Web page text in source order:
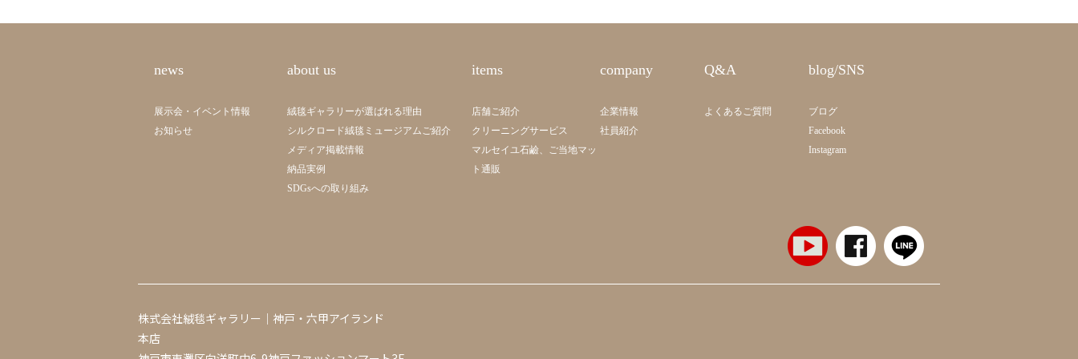
news
展示会・イベント情報
お知らせ
about us
絨毯ギャラリーが選ばれる理由
シルクロード絨毯ミュージアムご紹介
メディア掲載情報
納品実例
SDGsへの取り組み
items
店舗ご紹介
クリーニングサービス
マルセイユ石鹼、ご当地マッ
ト通販
company
企業情報
社員紹介
Q&A
よくあるご質問
blog/SNS
ブログ
Facebook
Instagram
株式会社絨毯ギャラリー｜神戸・六甲アイランド
本店